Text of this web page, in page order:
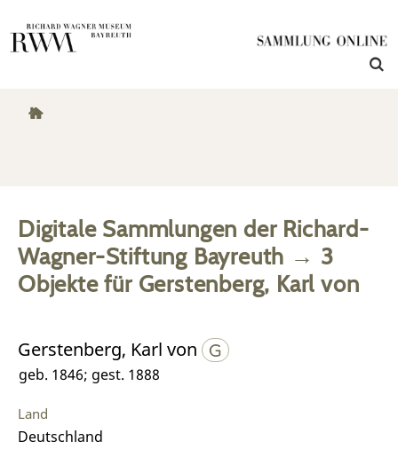
Digitale Sammlungen der Richard-
Wagner-Stiftung Bayreuth → 3
Objektefür Gerstenberg, Karl von
Gerstenberg, Karl von
geb. 1846; gest. 1888
Land
Deutschland